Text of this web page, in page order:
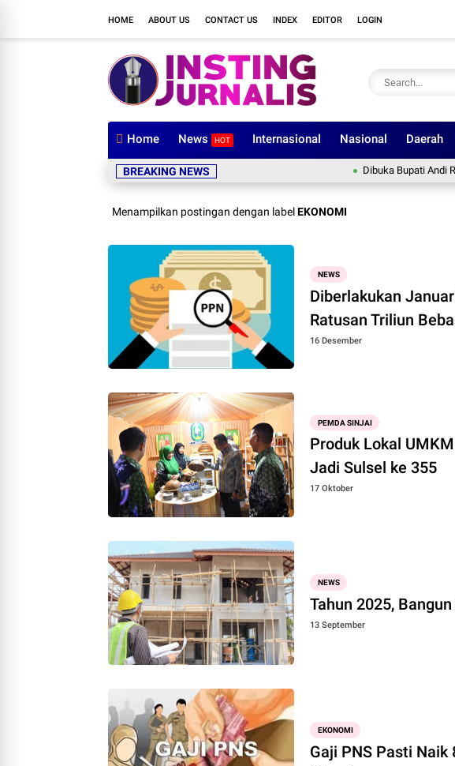
HOME ABOUT US CONTACT US INDEX EDITOR LOGIN
Home News HOT Internasional Nasional Daerah
BREAKING NEWS Dibuka Bupati Andi
Menampilkan postingan dengan labelEKONOMI
NEWS
Diberlakukan
Ratusan Triliun
16 Desember
PEMDA SINJAI
Produk Lokal
Jadi Sulsel ke 355
17 Oktober
NEWS
Tahun 2025,
13 September
EKONOMI
Gaji PNS Pasti Naik